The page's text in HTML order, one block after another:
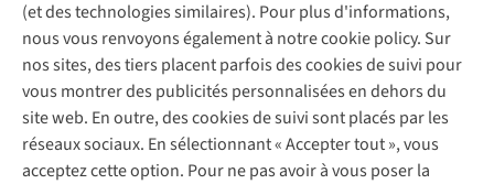
(et des technologies similaires). Pour plus d'informations,
nous vous renvoyons également à notre cookie policy. Sur
nos sites, des tiers placent parfois des cookies de suivi pour
vous montrer des publicités personnalisées en dehors du
site web. En outre, des cookies de suivi sont placés par les
réseaux sociaux. En sélectionnant « Accepter tout », vous
acceptez cette option. Pour ne pas avoir à vous poser la
Contactez-nous
Déclaration d'accessibilité
Entretien de chaussures
Réparation de chaussures
Réparation de vêtements
Retouches
Pour les entreprises
Expertise & conseils
Abonnez-vous à la newsletter
Suivez-nous